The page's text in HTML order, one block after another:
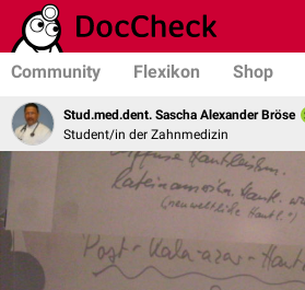
Community Flexikon Shop
Stud.med.dent. Sascha Alexander Bröse
Student/in der Zahnmedizin